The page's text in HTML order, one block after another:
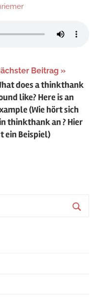
Beitrag
does a thinkthank
like? Here is an
(Wie hört sich
thinkthank an ? Hier
ein Beispiel)